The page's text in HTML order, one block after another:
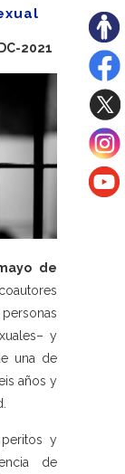
2021
de
y
una de
años y
y
de